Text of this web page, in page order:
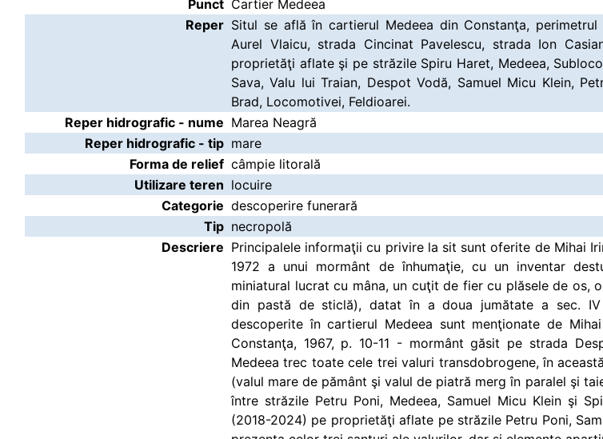
Punct Cartier Medeea
Reper Situl se află în cartierul Medeea din Constanţa,
Aurel Vlaicu, strada Cincinat Pavelescu, strada Ion
proprietăţi aflate şi pe străzile Spiru Haret, Medeea,
Sava, Valu lui Traian, Despot Vodă, Samuel Micu Klein,
Brad, Locomotivei, Feldioarei.
Reper hidrografic - nume Marea Neagră
Reper hidrografic - tip mare
Forma de relief câmpie litorală
Utilizare teren locuire
Categorie descoperire funerară
Tip necropolă
Descriere Principalele informaţii cu privire la sit sunt oferite de Mihai
1972 a unui mormânt de înhumaţie, cu un inventar
miniatural lucrat cu mâna, un cuţit de fier cu plăsele de os,
din pastă de sticlă), datat în a doua jumătate a sec.
descoperite în cartierul Medeea sunt menţionate de
Constanţa, 1967, p. 10-11 - mormânt găsit pe strada
Medeea trec toate cele trei valuri transdobrogene, în
(valul mare de pământ şi valul de piatră merg în paralel şi
între străzile Petru Poni, Medeea, Samuel Micu Klein şi
(2018-2024) pe proprietăţi aflate pe străzile Petru Poni,